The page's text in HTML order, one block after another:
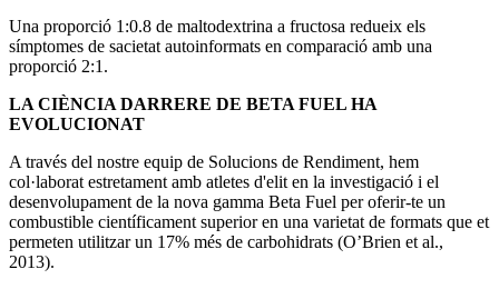
Una proporció 1:0.8 de maltodextrina a fructosa redueix els
símptomes de sacietat autoinformats en comparació amb una
proporció 2:1.
LA CIÈNCIA DARRERE DE BETA FUEL HA
EVOLUCIONAT
A través del nostre equip de Solucions de Rendiment, hem
col·laborat estretament amb atletes d'elit en la investigació i el
desenvolupament de la nova gamma Beta Fuel per oferir-te un
combustible científicament superior en una varietat de formats que et
permeten utilitzar un 17% més de carbohidrats (O’Brien et al.,
2013).